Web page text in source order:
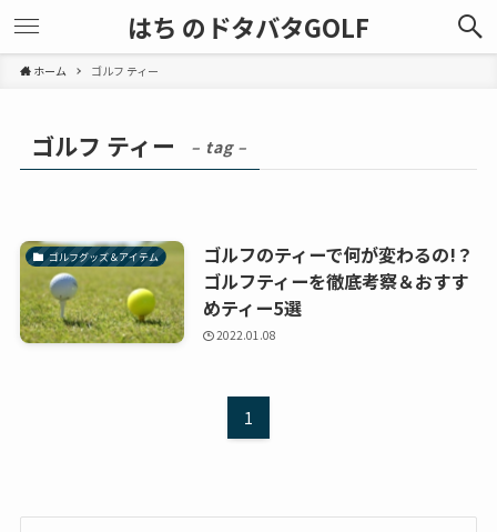
はち のドタバタGOLF
ホーム ゴルフ ティー
ゴルフ ティー – tag –
ゴルフグッズ＆アイテム
ゴルフのティーで何が変わるの!？
ゴルフティーを徹底考察＆おすす
めティー5選
2022.01.08
1